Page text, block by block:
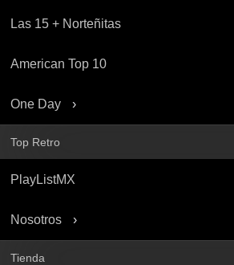
Las 15 + Norteñitas
American Top 10
One Day
Top Retro
PlayListMX
Nosotros
Tienda